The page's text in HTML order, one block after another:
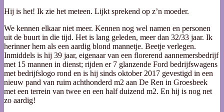
Hij is het! Ik zie het meteen. Lijkt sprekend op z’n moeder.
We kennen elkaar niet meer. Kennen nog wel namen en personen
uit de buurt in die tijd. Het is lang geleden, meer dan 32/33 jaar. Ik
herinner hem als een aardig blond mannetje. Beetje verlegen.
Inmiddels is hij 39 jaar, eigenaar van een florerend aannemersbedrijf
met 15 mannen in dienst; rijden er 7 glanzende Ford bedrijfswagens
met bedrijfslogo rond en is hij sinds oktober 2017 gevestigd in een
nieuw pand van ruim achthonderd m2 aan De Ren in Groesbeek
met een terrein van twee en een half duizend m2. En hij is nog net
zo aardig!